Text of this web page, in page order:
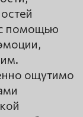
помощью
ощутимо